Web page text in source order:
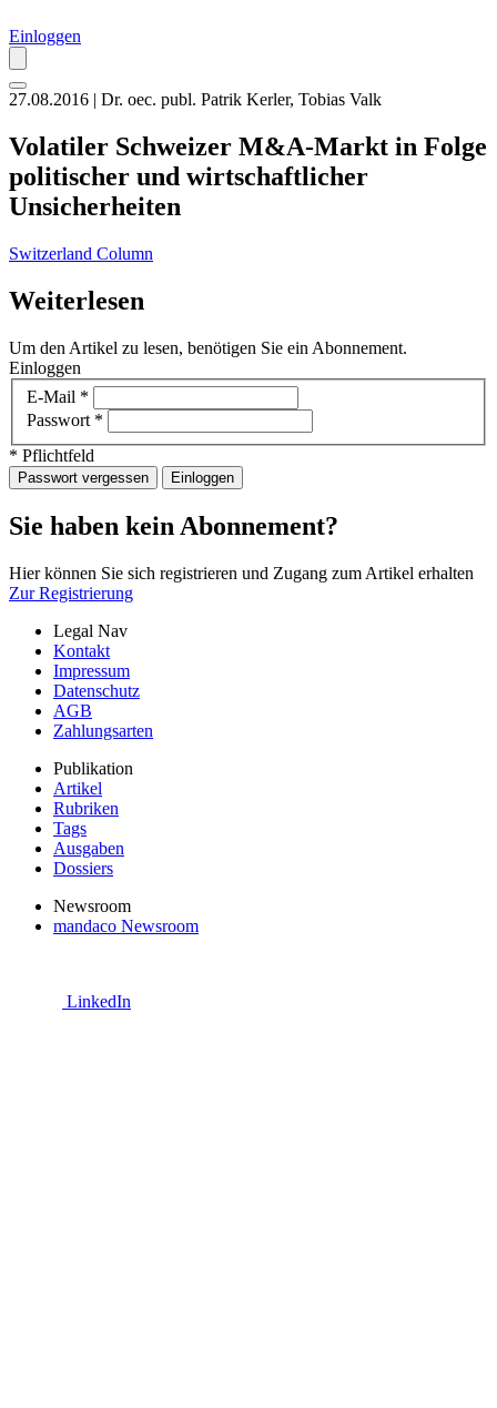
Einloggen
27.08.2016 | Dr. oec. publ. Patrik Kerler, Tobias Valk
Volatiler Schweizer M&A-Markt in Folge
politischer und wirtschaftlicher
Unsicherheiten
Switzerland Column
Weiterlesen
Um den Artikel zu lesen, benötigen Sie ein Abonnement.
Einloggen
E-Mail *
Passwort *
* Pflichtfeld
Passwort vergessen Einloggen
Sie haben kein Abonnement?
Hier können Sie sich registrieren und Zugang zum Artikel erhalten
Zur Registrierung
Legal Nav
Kontakt
Impressum
Datenschutz
AGB
Zahlungsarten
Publikation
Artikel
Rubriken
Tags
Ausgaben
Dossiers
Newsroom
mandaco Newsroom
LinkedIn